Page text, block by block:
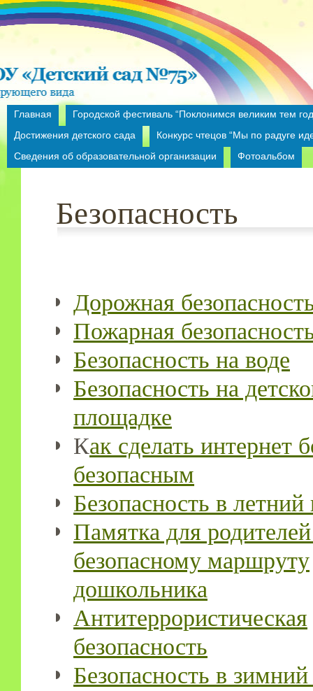
Главная
Городской фестиваль “Поклонимся великим тем
Достижения детского сада
Конкурс чтецов “Мы по радуге
Сведения об образовательной организации
Фотоальбом
Безопасность
Дорожная
Пожарная
Безопасность на воде
Безопасность на
площадке
Как сделать интернет
безопасным
Безопасность в
Памятка для
безопасному маршруту
дошкольника
Антитеррористическая
безопасность
Безопасность в